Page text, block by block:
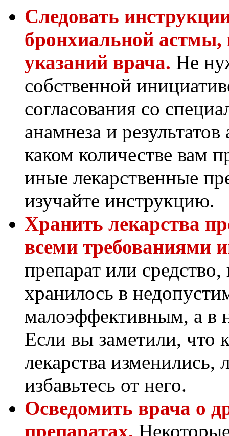
Следовать
бронхиальной астмы,
указаний врача. Не
собственной
согласования со
анамнеза и
каком количестве вам
иные лекарственные
изучайте инструкцию.
Хранить лекарства
всеми требованиями
препарат или
хранилось в
малоэффективным, а в
Если вы заметили, что
лекарства изменились,
избавьтесь от него.
Осведомить врача о
препаратах.